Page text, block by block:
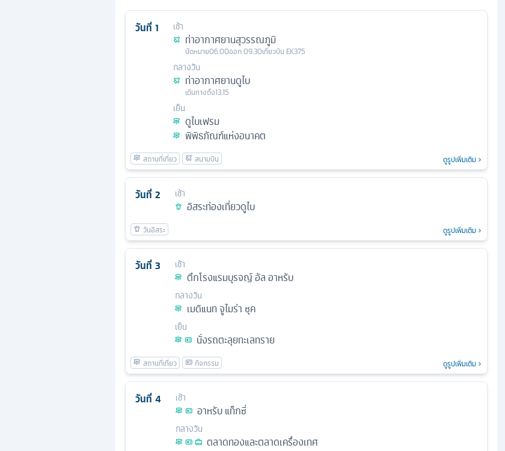
วันที่ 1 เช้า
ท่าอากาศยานสุวรรณภูมิ
นัดหมาย06.00ออก09.30เที่ยวบิน EK375
กลางวัน
ท่าอากาศยานดูไบ
เดินทางถึง13.15
เย็น
ดูไบเฟรม
พิพิธภัณฑ์แห่งอนาคต
ดูรูปเพิ่มเติม
วันที่ 2 เช้า
อิสระท่องเที่ยวดูไบ
ดูรูปเพิ่มเติม
วันที่ 3 เช้า
ตึกโรงแรมบุรจญ์ อัล อาหรับ
กลางวัน
เมดิแนท จูไมร่า ซุค
เย็น
นั่งรถตะลุยทะเลทราย
ดูรูปเพิ่มเติม
วันที่ 4 เช้า
อาหรับ แท็กซี่
กลางวัน
ตลาดทองและตลาดเครื่องเทศ